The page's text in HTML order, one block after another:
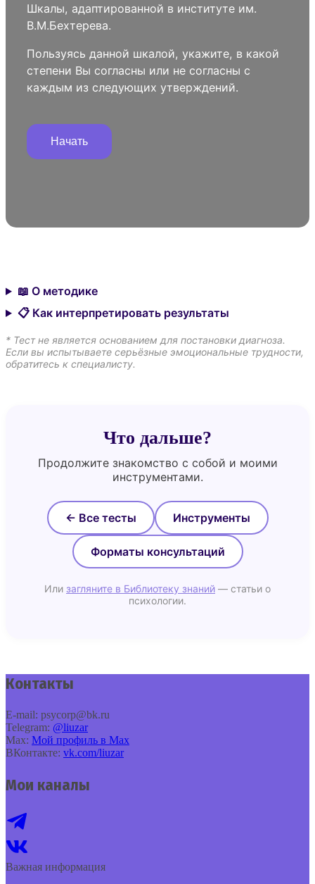
Шкалы, адаптированной в институте им.
В.М.Бехтерева.
Пользуясь данной шкалой, укажите, в какой
степени Вы согласны или не согласны с
каждым из следующих утверждений.
Начать
📖 О методике
📋 Как интерпретировать результаты
* Тест не является основанием для постановки диагноза.
Если вы испытываете серьёзные эмоциональные трудности,
обратитесь к специалисту.
Что дальше?
Продолжите знакомство с собой и моими
инструментами.
← Все тесты Инструменты
Форматы консультаций
Или загляните в Библиотеку знаний — статьи о
психологии.
Контакты
E‑mail: psycorp@bk.ru
Telegram: @liuzar
Max: Мой профиль в Max
ВКонтакте: vk.com/liuzar
Мои каналы
Важная информация